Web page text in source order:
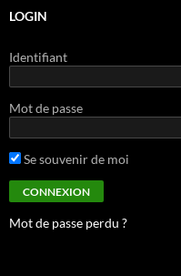
LOGIN
Identifiant
Mot de passe
Se souvenir de moi
Mot de passe perdu ?